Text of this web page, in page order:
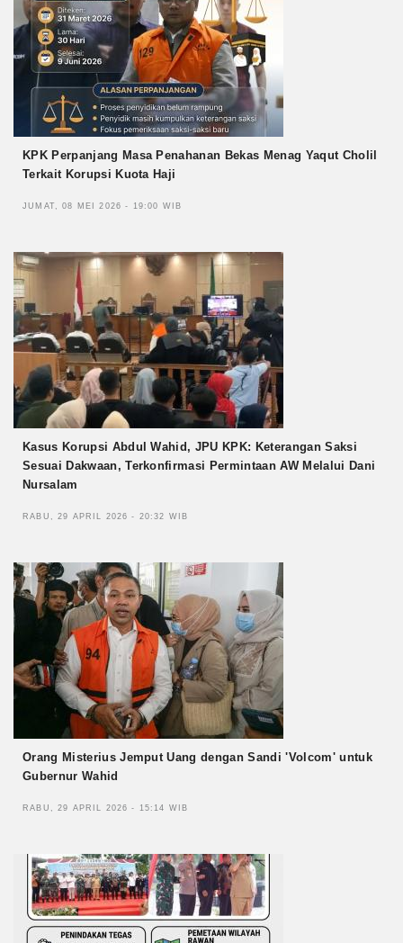
KPK Perpanjang Masa Penahanan Bekas Menag Yaqut Cholil
Terkait Korupsi Kuota Haji
JUMAT, 08 MEI 2026 - 19:00 WIB
Kasus Korupsi Abdul Wahid, JPU KPK: Keterangan Saksi
Sesuai Dakwaan, Terkonfirmasi Permintaan AW Melalui Dani
Nursalam
RABU, 29 APRIL 2026 - 20:32 WIB
Orang Misterius Jemput Uang dengan Sandi 'Volcom' untuk
Gubernur Wahid
RABU, 29 APRIL 2026 - 15:14 WIB